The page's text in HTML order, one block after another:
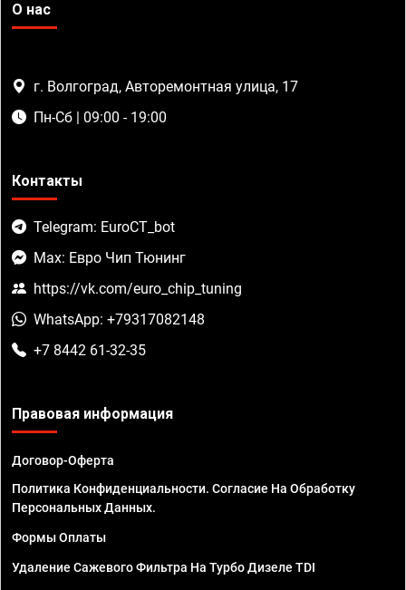
О нас
г. Волгоград, Авторемонтная улица, 17
Пн-Сб | 09:00 - 19:00
Контакты
Telegram: EuroCT_bot
Max: Евро Чип Тюнинг
https://vk.com/euro_chip_tuning
WhatsApp: +79317082148
+7 8442 61-32-35
Правовая информация
Договор-Оферта
Политика Конфиденциальности. Согласие На Обработку
Персональных Данных.
Формы Оплаты
Удаление Сажевого Фильтра На Турбо Дизеле TDI